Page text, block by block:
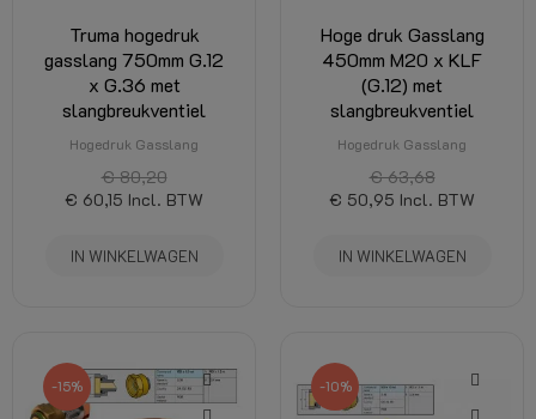
Truma hogedruk
gasslang 750mm G.12
x G.36 met
slangbreukventiel
Hogedruk Gasslang
€ 80,20
€ 60,15 Incl. BTW
IN WINKELWAGEN
Hoge druk Gasslang
450mm M20 x KLF
(G.12) met
slangbreukventiel
Hogedruk Gasslang
€ 63,68
€ 50,95 Incl. BTW
IN WINKELWAGEN
-15% -10%